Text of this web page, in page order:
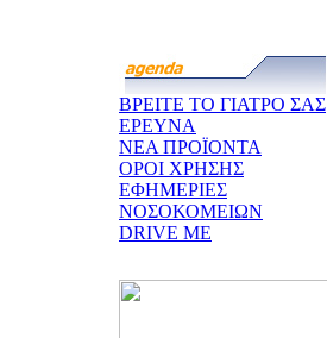
ΒΡΕΙΤΕ ΤΟ ΓΙΑΤΡΟ ΣΑΣ
ΕΡΕΥΝΑ
ΝΕΑ ΠΡΟΪΟΝΤΑ
ΟΡΟΙ ΧΡΗΣΗΣ
ΕΦΗΜΕΡΙΕΣ
ΝΟΣΟΚΟΜΕΙΩΝ
DRIVE ME